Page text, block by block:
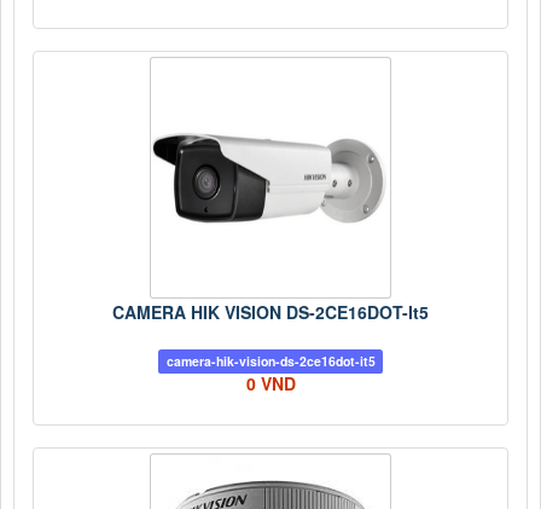
CAMERA HIK VISION DS-2CE16DOT-It5
camera-hik-vision-ds-2ce16dot-it5
0 VND